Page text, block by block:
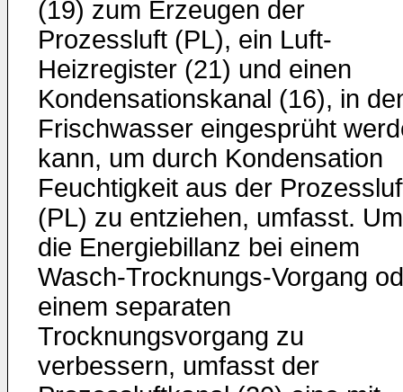
(19) zum Erzeugen der
Prozessluft (PL), ein Luft-
Heizregister (21) und einen
Kondensationskanal (16), in
Frischwasser eingesprüht
kann, um durch Kondensation
Feuchtigkeit aus der
(PL) zu entziehen, umfasst. Um
die Energiebillanz bei einem
Wasch-Trocknungs-Vorgang
einem separaten
Trocknungsvorgang zu
verbessern, umfasst der